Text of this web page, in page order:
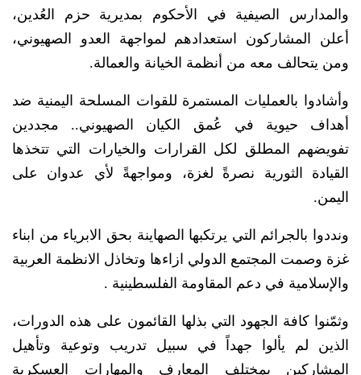
والمدارس الصيفية في الأحكوم بمديرية حزم العُدين،
أعلن المشاركون استعدادهم لمواجهة العدو الصهيوني،
ومن يتحالف معه من أنظمة الخيانة والعمالة.
وأشادوا بالعمليات المستمرة للقوات المسلحة اليمنية ضد
أهداف حيوية في عُمق الكيان الصهيوني.. مجددين
تفويضهم المطلق لكل القرارات والخيارات التي تتخذها
القيادة الثورية نصرةً لغزة، ومواجهةً لأي عدوان على
اليمن.
ونددوا بالجرائم التي يرتكبها الصهاينة بحق الابرياء من ابناء
غزة وصمت المجتمع الدولي ازاءها وتخاذل الانظمة العربية
والإسلامية في دعم المقاومة الفلسطينية .
وثمّنوا كافة الجهود التي بذلها القائمون على هذه الدورات،
الذين لم يألوا جهداً في سبيل تدريب وتوعية وتأهيل
المشاركين بمختلف المعارف والمهارات العسكرية